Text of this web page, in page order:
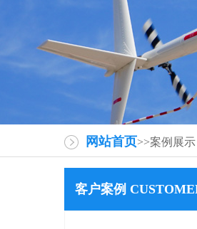
网站首页>>案例展示
客户案例